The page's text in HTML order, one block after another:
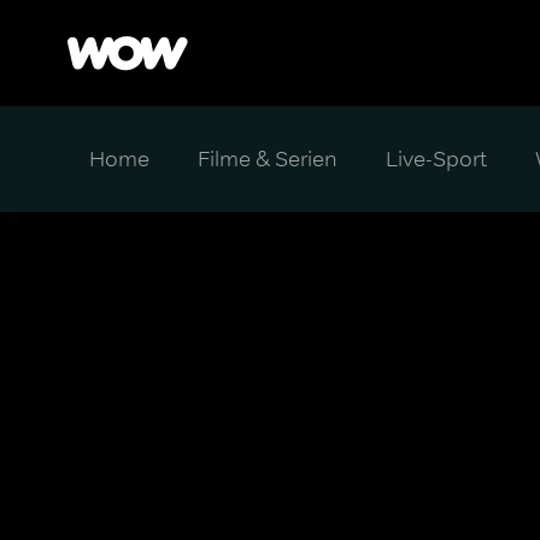
Home Filme & Serien Live-Sport